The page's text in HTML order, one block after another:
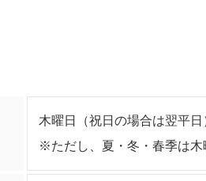
木曜日（祝日の場合は翌平日
※ただし、夏・冬・春季は木